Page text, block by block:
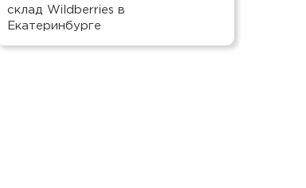
склад Wildberries в
Екатеринбурге